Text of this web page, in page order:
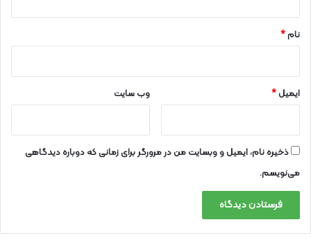
نام*
ایمیل* وب‌ سایت
ذخیره نام، ایمیل و وبسایت من در مرورگر برای زمانی که دوباره دیدگاهی
می‌نویسم.